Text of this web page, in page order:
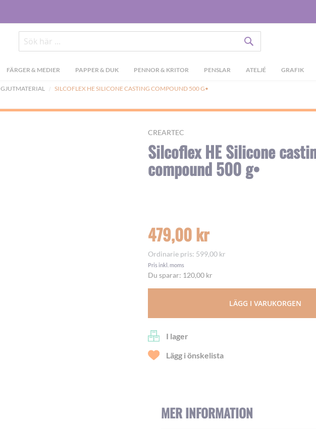
Sök
FÄRGER & MEDIER PAPPER & DUK PENNOR & KRITOR PENSLAR ATELJÉ GRAFIK
GJUTMATERIAL SILCOFLEX HE SILICONE CASTING COMPOUND 500 G•
CREARTEC
Silcoflex HE Silicone
compound 500 g•
479,00 kr
Ordinarie pris 599,00 kr
Pris inkl. moms
Du sparar: 120,00 kr
LÄGG I VARUKORGEN
I lager
Lägg i önskelista
MER INFORMATION